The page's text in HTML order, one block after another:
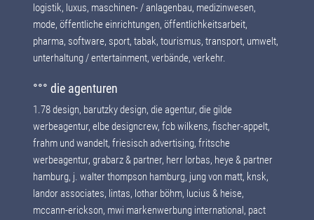
logistik, luxus, maschinen- / anlagenbau, medizinwesen,
mode, öffentliche einrichtungen, öffentlichkeitsarbeit,
pharma, software, sport, tabak, tourismus, transport, umwelt,
unterhaltung / entertainment, verbände, verkehr.
°°° die agenturen
1.78 design, barutzky design, die agentur, die gilde
werbeagentur, elbe designcrew, fcb wilkens, fischer-appelt,
frahm und wandelt, friesisch advertising, fritsche
werbeagentur, grabarz & partner, herr lorbas, heye & partner
hamburg, j. walter thompson hamburg, jung von matt, knsk,
landor associates, lintas, lothar böhm, lucius & heise,
mccann-erickson, mwi markenwerbung international, pact